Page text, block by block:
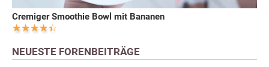
Cremiger Smoothie Bowl mit Bananen
NEUESTE FORENBEITRÄGE